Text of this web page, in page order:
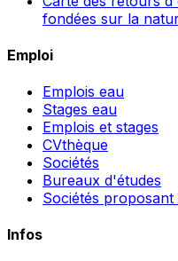
fondées sur la
Emploi
Emplois eau
Stages eau
Emplois et stages
CVthèque
Sociétés
Bureaux d'études
Sociétés proposant
Infos